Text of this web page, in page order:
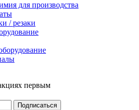
для производства
/ резаки
первым